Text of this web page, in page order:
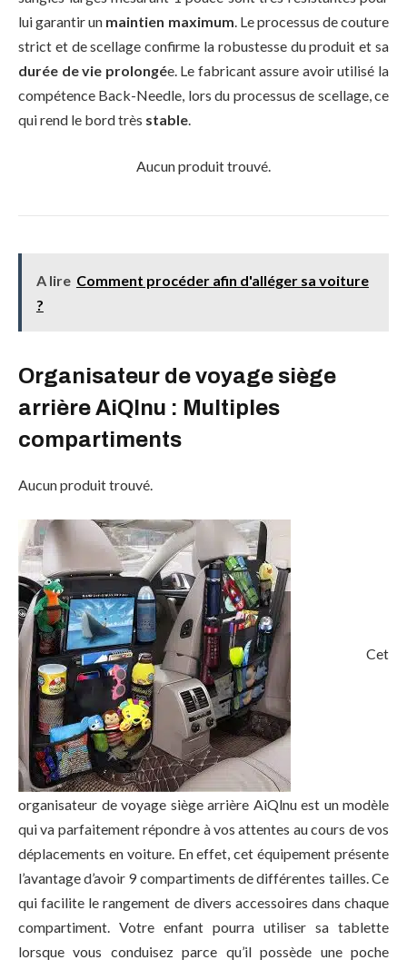
lui garantir un maintien maximum . Le processus de couture
strict et de scellage confirme la robustesse du produit et sa
durée de vie prolongée. Le fabricant assure avoir utilisé la
compétence Back-Needle, lors du processus de scellage, ce
qui rend le bord très stable
Aucun produit trouvé.
A lire Comment procéder afin d'alléger sa voiture
?
Organisateur de voyage siège
arrière AiQlnu : Multiples
compartiments
Aucun produit trouvé.
Cet
organisateur de voyage siège arrière AiQlnu est un modèle
qui va parfaitement répondre à vos attentes au cours de vos
déplacements en voiture. En effet, cet équipement présente
l’avantage d’avoir 9 compartiments de différentes tailles. Ce
qui facilite le rangement de divers accessoires dans chaque
compartiment. Votre enfant pourra utiliser sa tablette
lorsque vous conduisez parce qu’il possède une poche